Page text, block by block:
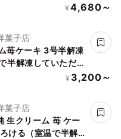
¥ 4,680～
菓子店
苺ケーキ 3号半解凍
半解凍していただく
中はひんやりとした
誕生日ケーキ アニ
バーサリーカード #ふわひん純生いちご
¥ 3,200～
菓子店
生クリーム 苺 ケー
ける（室温で半解